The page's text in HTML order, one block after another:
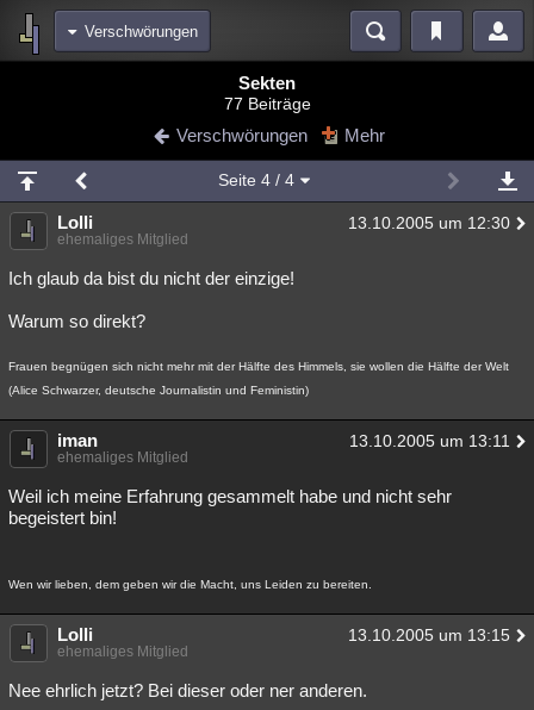
Verschwörungen
Blogs
Chat Wiki Neuigkeiten
meine Rubriken
Menschen Mystery Kriminalfälle
Spiritualität Verschwörungen Technologie
Natur Umfragen
Philosophie Träume Orte Esoterik
Astronomie Gaming Filme
Musik Clash Allmystery English
Übersichten
Sekten
77 Beiträge
Verschwörungen Mehr
Seite 4/ 4
Lolli 13.10.2005 um 12:30
ehemaliges Mitglied
Ich glaub da bist du nicht der einzige!
Warum so direkt?
Frauen begnügen sich nicht mehr mit der Hälfte des Himmels, sie wollen die Hälfte der Welt
(Alice Schwarzer, deutsche Journalistin und Feministin)
iman 13.10.2005 um 13:11
ehemaliges Mitglied
Weil ich meine Erfahrung gesammelt habe und nicht sehr
begeistert bin!
Wen wir lieben, dem geben wir die Macht, uns Leiden zu bereiten.
Lolli 13.10.2005 um 13:15
ehemaliges Mitglied
Nee ehrlich jetzt? Bei dieser oder ner anderen.